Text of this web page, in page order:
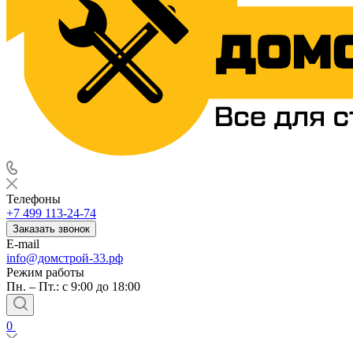
Телефоны
+7 499 113-24-74
Заказать звонок
E-mail
info@домстрой-33.рф
Режим работы
Пн. – Пт.: с 9:00 до 18:00
0